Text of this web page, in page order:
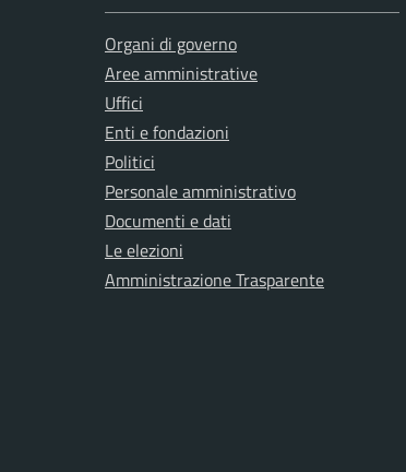
Organi di governo
Aree amministrative
Uffici
Enti e fondazioni
Politici
Personale amministrativo
Documenti e dati
Le elezioni
Amministrazione Trasparente